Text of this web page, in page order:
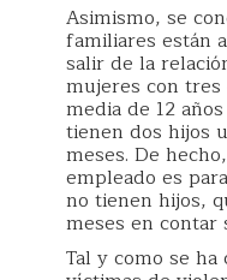
Asimismo, se
familiares están
salir de la
mujeres con
media de 12
tienen dos hijos
meses. De
empleado es
no tienen hijos,
meses en contar
Tal y como se